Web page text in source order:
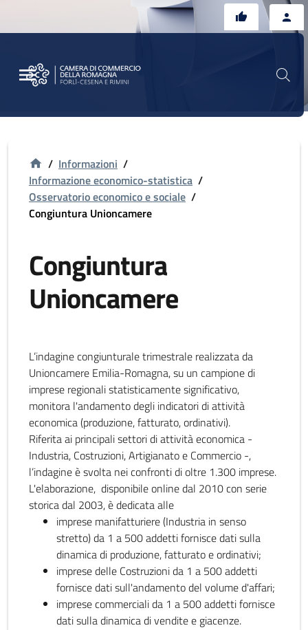
/ Informazioni /
Informazione economico-statistica /
Osservatorio economico e sociale /
Congiuntura Unioncamere
Congiuntura
Unioncamere
L’indagine congiunturale trimestrale realizzata da
Unioncamere Emilia-Romagna, su un campione di
imprese regionali statisticamente significativo,
monitora l'andamento degli indicatori di attività
economica (produzione, fatturato, ordinativi).
Riferita ai principali settori di attività economica -
Industria, Costruzioni, Artigianato e Commercio -,
l’indagine è svolta nei confronti di oltre 1.300 imprese.
L'elaborazione, disponibile online dal 2010 con serie
storica dal 2003, è dedicata alle
imprese manifatturiere (Industria in senso
stretto) da 1 a 500 addetti fornisce dati sulla
dinamica di produzione, fatturato e ordinativi;
imprese delle Costruzioni da 1 a 500 addetti
fornisce dati sull'andamento del volume d'affari;
imprese commerciali da 1 a 500 addetti fornisce
dati sulla dinamica di vendite e giacenze.